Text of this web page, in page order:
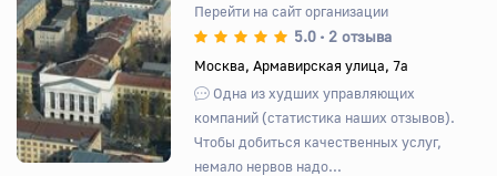
Назад Вперед
Перейти на сайт организации
5.0 • 2 отзыва
Москва, Армавирская улица, 7а
Одна из худших управляющих
компаний (статистика наших отзывов).
Чтобы добиться качественных услуг,
немало нервов надо...